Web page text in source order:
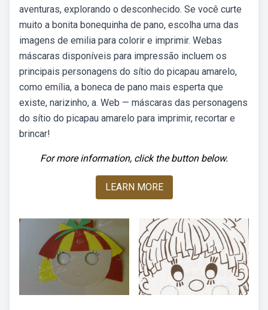
aventuras, explorando o desconhecido. Se você curte
muito a bonita bonequinha de pano, escolha uma das
imagens de emilia para colorir e imprimir. Webas
máscaras disponíveis para impressão incluem os
principais personagens do sítio do picapau amarelo,
como emília, a boneca de pano mais esperta que
existe, narizinho, a. Web — máscaras das personagens
do sítio do picapau amarelo para imprimir, recortar e
brincar!
For more information, click the button below.
LEARN MORE